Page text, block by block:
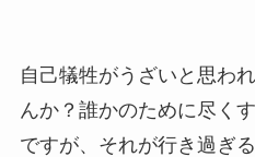
自己犠牲がうざいと思わ
んか？誰かのために尽く
ですが、それが行き過ぎ